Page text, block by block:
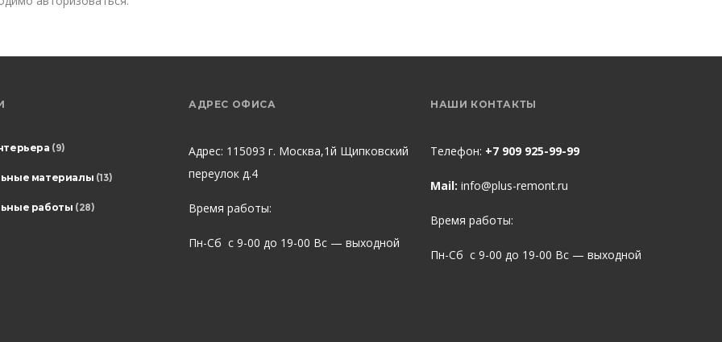
(9)
материалы (13)
работы (28)
АДРЕС ОФИСА
Адрес: 115093 г. Москва,1й Щипковский
переулок д.4
Время работы:
Пн-Сб с 9-00 до 19-00 Вс — выходной
НАШИ КОНТАКТЫ
Телефон: +7 909 925-99-99
Mail: info@plus-remont.ru
Время работы:
Пн-Сб с 9-00 до 19-00 Вс — выходной